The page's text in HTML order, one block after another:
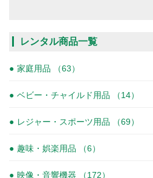
レンタル商品一覧
家庭用品 （63）
ベビー・チャイルド用品 （14）
レジャー・スポーツ用品 （69）
趣味・娯楽用品 （6）
映像・音響機器 （172）